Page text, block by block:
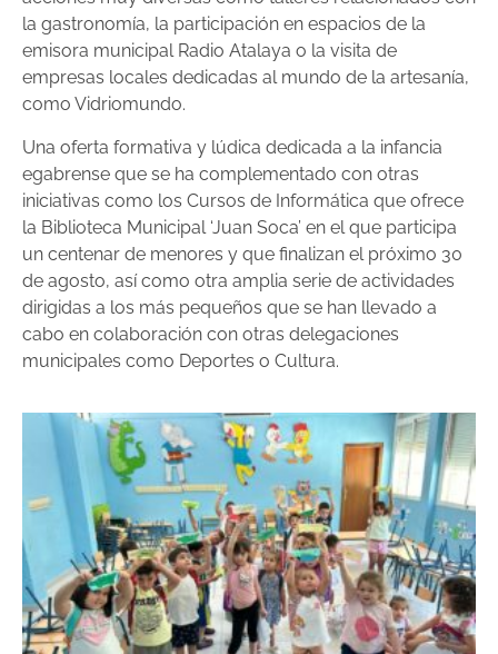
la gastronomía, la participación en espacios de la
emisora municipal Radio Atalaya o la visita de
empresas locales dedicadas al mundo de la artesanía,
como Vidriomundo.
Una oferta formativa y lúdica dedicada a la infancia
egabrense que se ha complementado con otras
iniciativas como los Cursos de Informática que ofrece
la Biblioteca Municipal ‘Juan Soca’ en el que participa
un centenar de menores y que finalizan el próximo 30
de agosto, así como otra amplia serie de actividades
dirigidas a los más pequeños que se han llevado a
cabo en colaboración con otras delegaciones
municipales como Deportes o Cultura.